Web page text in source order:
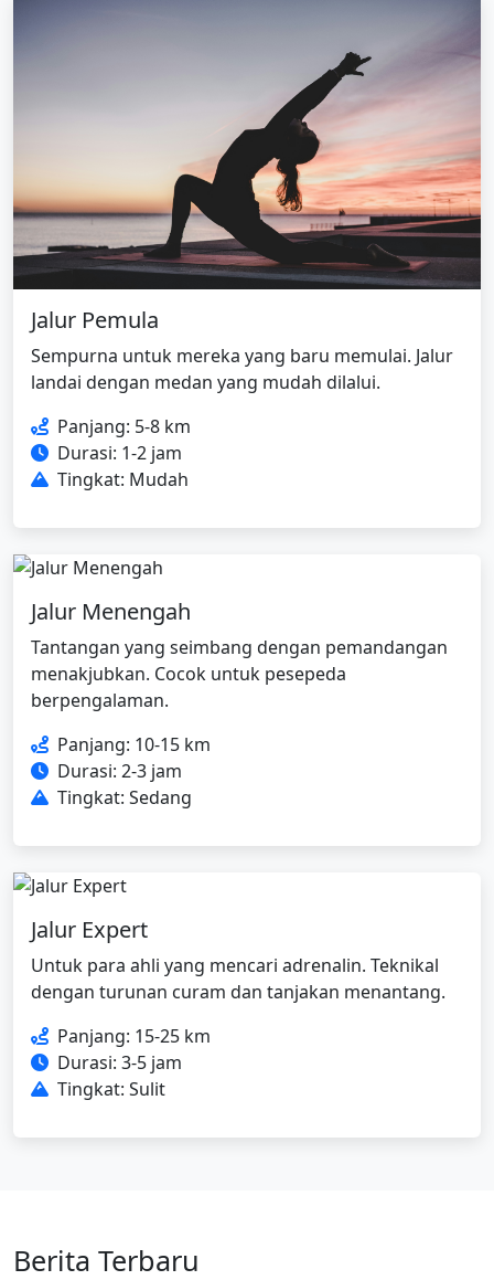
Jalur Pemula
Sempurna untuk mereka yang baru memulai. Jalur
landai dengan medan yang mudah dilalui.
Panjang: 5-8 km
Durasi: 1-2 jam
Tingkat: Mudah
Jalur Menengah
Tantangan yang seimbang dengan pemandangan
menakjubkan. Cocok untuk pesepeda
berpengalaman.
Panjang: 10-15 km
Durasi: 2-3 jam
Tingkat: Sedang
Jalur Expert
Untuk para ahli yang mencari adrenalin. Teknikal
dengan turunan curam dan tanjakan menantang.
Panjang: 15-25 km
Durasi: 3-5 jam
Tingkat: Sulit
Berita Terbaru